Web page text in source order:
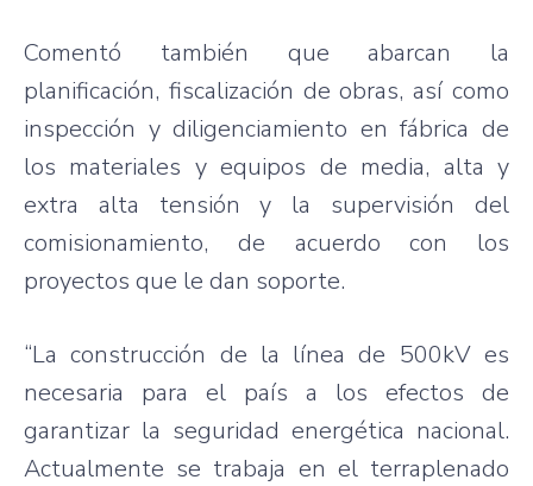
Comentó también que abarcan la
planificación, fiscalización de obras, así como
inspección y diligenciamiento en fábrica de
los materiales y equipos de media, alta y
extra alta tensión y la supervisión del
comisionamiento, de acuerdo con los
proyectos que le dan soporte.
“La construcción de la línea de 500kV es
necesaria para el país a los efectos de
garantizar la seguridad energética nacional.
Actualmente se trabaja en el terraplenado